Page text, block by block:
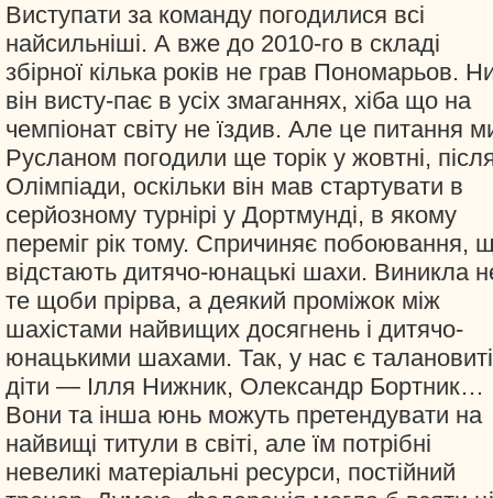
Виступати за команду погодилися всі
найсильніші. А вже до 2010-го в складі
збірної кілька років не грав Пономарьов.
він висту-пає в усіх змаганнях, хіба що на
чемпіонат світу не їздив. Але це питання
Русланом погодили ще торік у жовтні,
Олімпіади, оскільки він мав стартувати в
серйозному турнірі у Дортмунді, в якому
переміг рік тому. Спричиняє побоювання,
відстають дитячо-юнацькі шахи. Виникла
те щоби прірва, а деякий проміжок між
шахістами найвищих досягнень і дитячо-
юнацькими шахами. Так, у нас є талановиті
діти — Ілля Нижник, Олександр Бортник…
Вони та інша юнь можуть претендувати на
найвищі титули в світі, але їм потрібні
невеликі матеріальні ресурси, постійний